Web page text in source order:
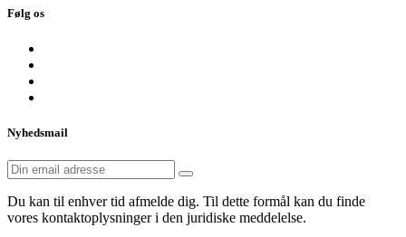
Følg os
Nyhedsmail
Du kan til enhver tid afmelde dig. Til dette formål kan du finde
vores kontaktoplysninger i den juridiske meddelelse.